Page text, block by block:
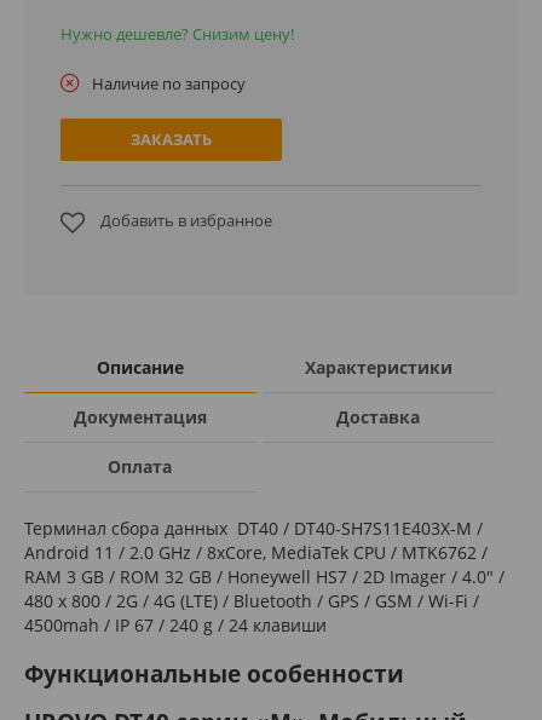
Нужно дешевле? Снизим цену!
Наличие по запросу
ЗАКАЗАТЬ
Добавить в избранное
Описание Характеристики
Документация Доставка
Оплата
Терминал сбора данных DT40 / DT40-SH7S11E403X-M /
Android 11 / 2.0 GHz / 8xCore, MediaTek CPU / MTK6762 /
RAM 3 GB / ROM 32 GB / Honeywell HS7 / 2D Imager / 4.0" /
480 x 800 / 2G / 4G (LTE) / Bluetooth / GPS / GSM / Wi-Fi /
4500mah / IP 67 / 240 g / 24 клавиши
Функциональные особенности